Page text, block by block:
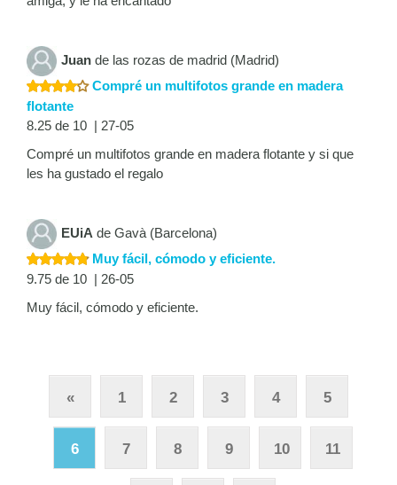
Juan de las rozas de madrid (Madrid)
Compré un multifotos grande en madera
flotante
8.25 de 10 | 27-05
Compré un multifotos grande en madera flotante y si que
les ha gustado el regalo
EUiA de Gavà (Barcelona)
Muy fácil, cómodo y eficiente.
9.75 de 10 | 26-05
Muy fácil, cómodo y eficiente.
« 1 2 3 4 5
6 7 8 9 10 11